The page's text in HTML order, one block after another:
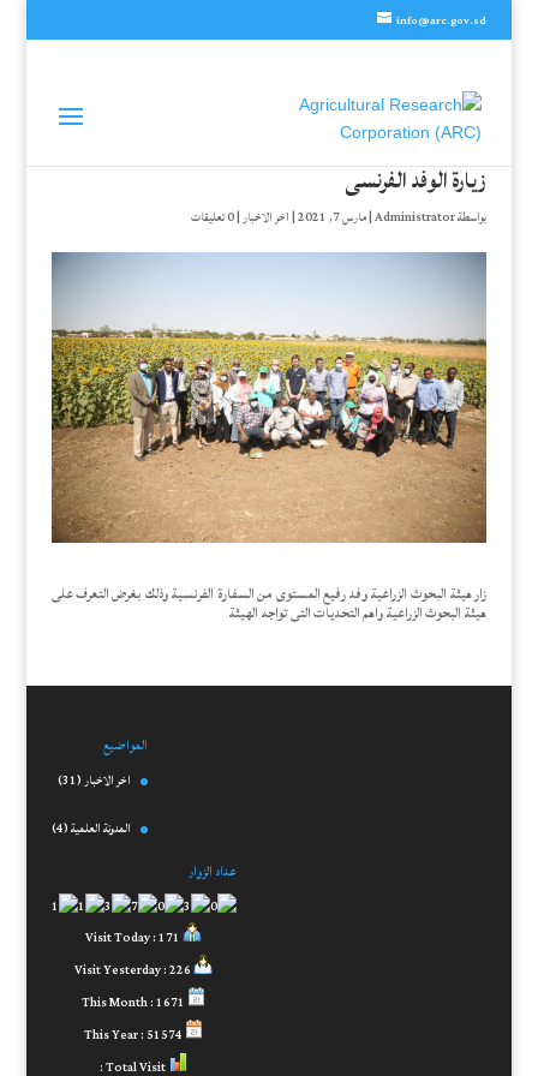
info@arc.gov.sd
زيارة الوفد الفرنسى
بواسطةAdministrator
|مارس 7, 2021 |اخر الاخبار|0 تعليقات
زار هيئة البحوث الزراعية وفد رفيع المستوى من السفارة الفرنسية وذلك بغرض التعرف على
هيئة البحوث الزراعية واهم التحديات التى تواجه الهيئة
المواضيع
اخر الاخبار(31)
المدونة العلمية(4)
عداد الزوار
Visit Today : 171
Visit Yesterday : 226